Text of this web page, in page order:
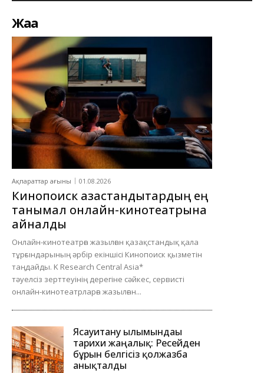
Жаңа
Ақпараттар ағыны 01.08.2026
Кинопоиск қазақстандықтардың ең
танымал онлайн-кинотеатрына
айналды
Онлайн-кинотеатрға жазылған қазақстандық қала
тұрғындарының әрбір екіншісі Кинопоиск қызметін
таңдайды. K Research Central Asia*
тәуелсіз зерттеуінің дерегіне сәйкес, сервисті
онлайн-кинотеатрларға жазылған...
Ясауитану ғылымындағы
тарихи жаңалық: Ресейден
бұрын белгісіз қолжазба
анықталды